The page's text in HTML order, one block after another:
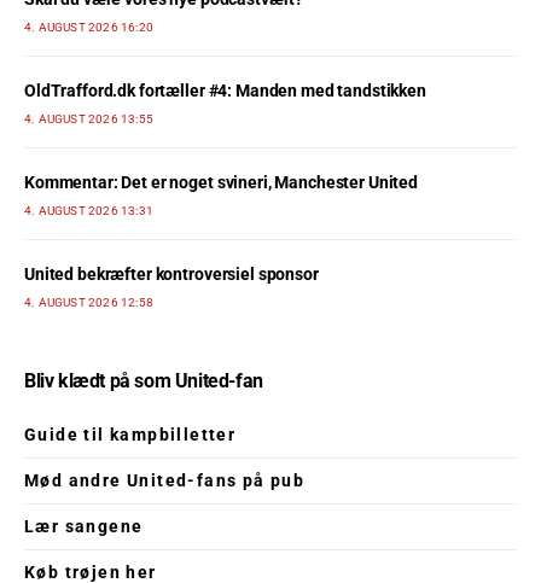
4. AUGUST 2026 16:20
OldTrafford.dk fortæller #4: Manden med tandstikken
4. AUGUST 2026 13:55
Kommentar: Det er noget svineri, Manchester United
4. AUGUST 2026 13:31
United bekræfter kontroversiel sponsor
4. AUGUST 2026 12:58
Bliv klædt på som United-fan
Guide til kampbilletter
Mød andre United-fans på pub
Lær sangene
Køb trøjen her